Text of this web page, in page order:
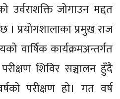
उर्वराशक्ति जोगाउन मद्दत
। प्रयोगशालाका प्रमुख राज
वार्षिक कार्यक्रमअन्तर्गत
शिविर सञ्चालन हुँदै
परीक्षण हो। गत वर्ष